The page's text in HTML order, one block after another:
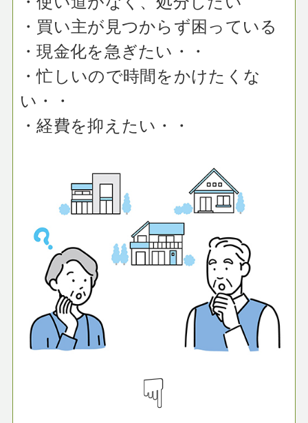
・買い主が見つからず困っている
・現金化を急ぎたい・・
・忙しいので時間をかけたくな
い・・
・経費を抑えたい・・
☟